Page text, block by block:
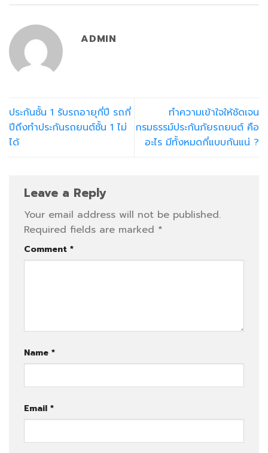
ADMIN
ประกันชั้น 1 รับรถอายุกี่ปี รถกี่
ปีถึงทำประกันรถยนต์ชั้น 1 ไม่
ได้
ทำความเข้าใจให้ชัดเจน
กรมธรรม์ประกันภัยรถยนต์ คือ
อะไร มีทั้งหมดกี่แบบกันแน่ ?
Leave a Reply
Your email address will not be published.
Required fields are marked *
Comment *
Name *
Email *